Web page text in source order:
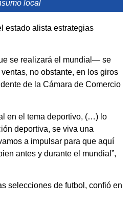
local
estado alista estrategias
se realizará el mundial— se
no obstante, en los giros
de la Cámara de Comercio
en el tema deportivo, (…) lo
deportiva, se viva una
a impulsar para que aquí
antes y durante el mundial”,
selecciones de futbol, confió en